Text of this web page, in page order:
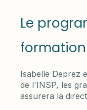
Le
formation
Isabelle Deprez
de l'INSP, les
assurera la